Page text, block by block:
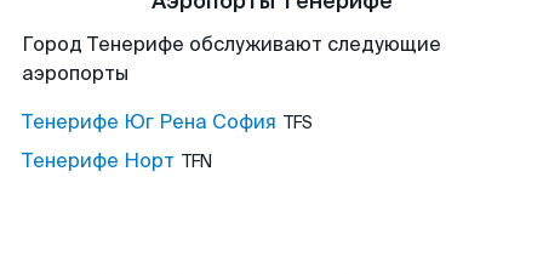
Город Тенерифе обслуживают следующие
аэропорты
Тенерифе Юг Рена София TFS
Тенерифе Норт TFN